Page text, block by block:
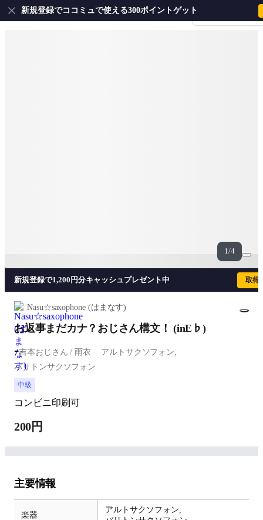
会員登録・ログイ
新規登録でココミュで使える300ポイントゲット
1/4
新規登録で1,200円分キャッシュプレゼント中 取得
Nasu☆saxophone (はまなす)
お返事まだカナ？おじさん構文！ (inE♭)
-吉本おじさん / 雨衣
アルトサクソフォン,
バリトンサクソフォン
中級
コンビニ印刷可
200円
主要情報
楽器
アルトサクソフォン,